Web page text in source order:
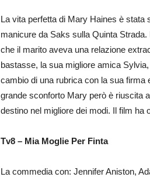
La vita perfetta di Mary Haines è
manicure da Saks sulla Quinta
che il marito aveva una relazione
bastasse, la sua migliore amica
cambio di una rubrica con la sua firma
grande sconforto Mary però è riuscita
destino nel migliore dei modi. Il film ha
Tv8 – Mia Moglie Per Finta
La commedia con: Jennifer Aniston,